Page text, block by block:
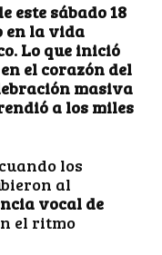
este sábado 18
en la vida
Lo que inició
el corazón del
masiva
a los miles
los
al
vocal de
el ritmo